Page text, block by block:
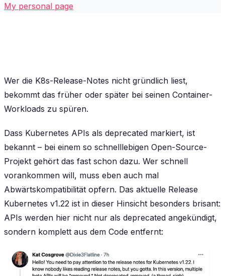
My personal page
Wer die K8s-Release-Notes nicht gründlich liest,
bekommt das früher oder später bei seinen Container-
Workloads zu spüren.
Dass Kubernetes APIs als deprecated markiert, ist
bekannt – bei einem so schnelllebigen Open-Source-
Projekt gehört das fast schon dazu. Wer schnell
vorankommen will, muss eben auch mal
Abwärtskompatibilität opfern. Das aktuelle Release
Kubernetes v1.22 ist in dieser Hinsicht besonders brisant:
APIs werden hier nicht nur als deprecated angekündigt,
sondern komplett aus dem Code entfernt: